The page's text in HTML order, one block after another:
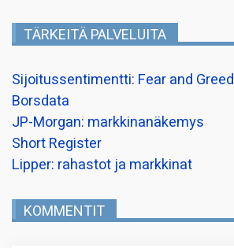
TÄRKEITÄ PALVELUITA
Sijoitussentimentti: Fear and Greed
Borsdata
JP-Morgan: markkinanäkemys
Short Register
Lipper: rahastot ja markkinat
KOMMENTIT